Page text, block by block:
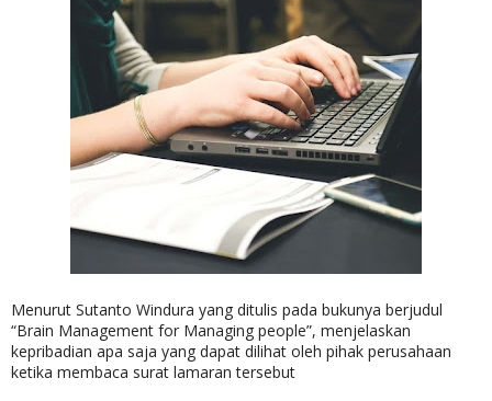
Menurut Sutanto Windura yang ditulis pada bukunya berjudul
“Brain Management for Managing people”, menjelaskan
kepribadian apa saja yang dapat dilihat oleh pihak perusahaan
ketika membaca surat lamaran tersebut